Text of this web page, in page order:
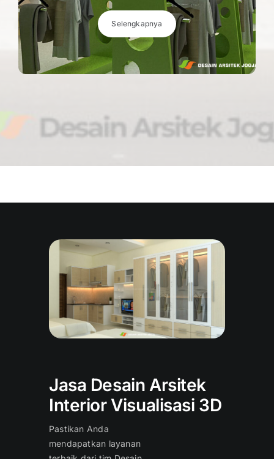
Selengkapnya
Jasa Desain Arsitek
Interior Visualisasi 3D
Pastikan Anda
mendapatkan layanan